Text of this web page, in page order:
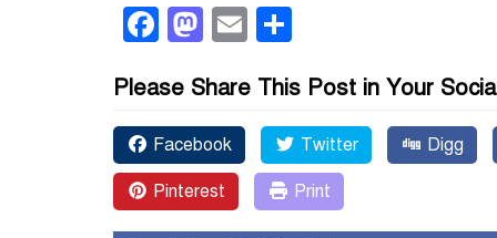
Facebook
Mastodon
Email
Please Share This Post in Your
Facebook Twitter Digg
Pinterest Print